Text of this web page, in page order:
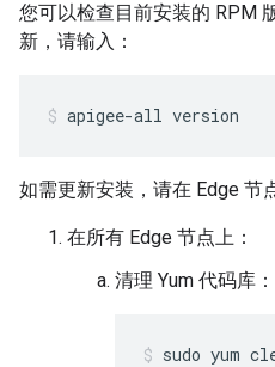
您可以检查目前安装的 RPM
新，请输入：
apigee-all version
如需更新安装，请在 Edge 节
在所有 Edge 节点上：
清理 Yum 代码库：
sudo yum